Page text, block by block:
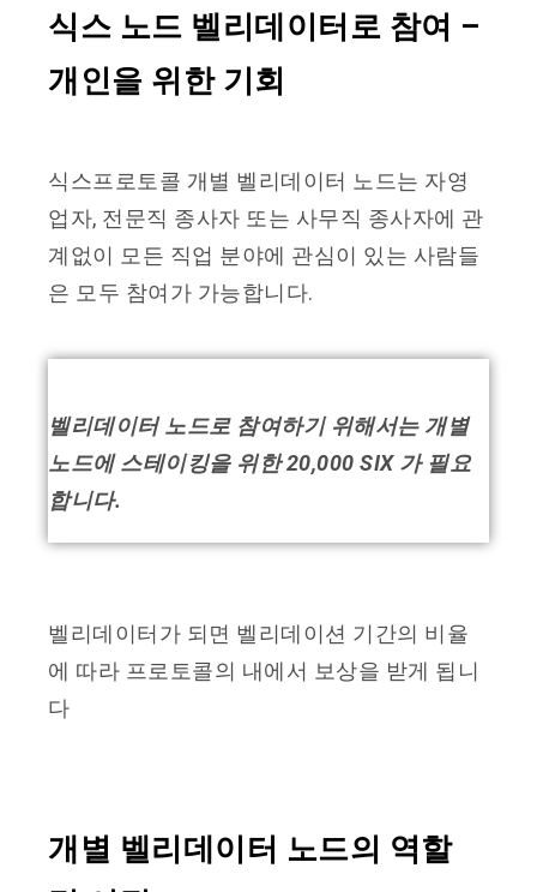
식스 노드 벨리데이터로 참여 –
개인을 위한 기회
식스프로토콜 개별 벨리데이터 노드는 자영
업자, 전문직 종사자 또는 사무직 종사자에 관
계없이 모든 직업 분야에 관심이 있는 사람들
은 모두 참여가 가능합니다.
벨리데이터 노드로 참여하기 위해서는 개별
노드에 스테이킹을 위한 20,000 SIX 가 필요
합니다.
벨리데이터가 되면 벨리데이션 기간의 비율
에 따라 프로토콜의 내에서 보상을 받게 됩니
다
개별 벨리데이터 노드의 역할